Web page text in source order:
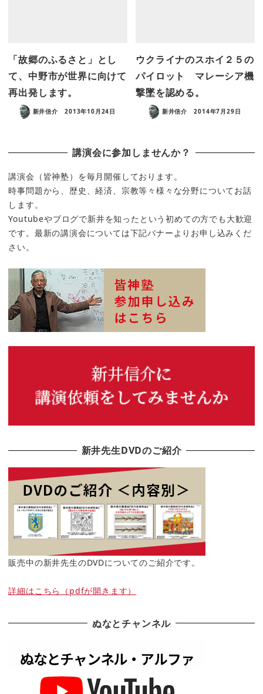
「故郷のふるさと」とし
て、中野市が世界に向けて
再出発します。
新井信介 2013年10月24日
ウクライナのスホイ２５の
パイロット マレーシア機
撃墜を認める。
新井信介 2014年7月29日
講演会に参加しませんか？
講演会（皆神塾）を毎月開催しております。
時事問題から、歴史、経済、宗教等々様々な分野についてお話
します。
Youtubeやブログで新井を知ったという初めての方でも大歓迎
です。最新の講演会については下記バナーよりお申し込みくだ
さい。
新井先生DVDのご紹介
販売中の新井先生のDVDについてのご紹介です。
詳細はこちら（pdfが開きます）
ぬなとチャンネル